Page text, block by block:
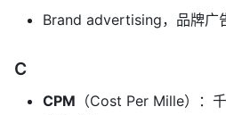
Brand advertising，品牌广
C
CPM （Cost Per Mille）：